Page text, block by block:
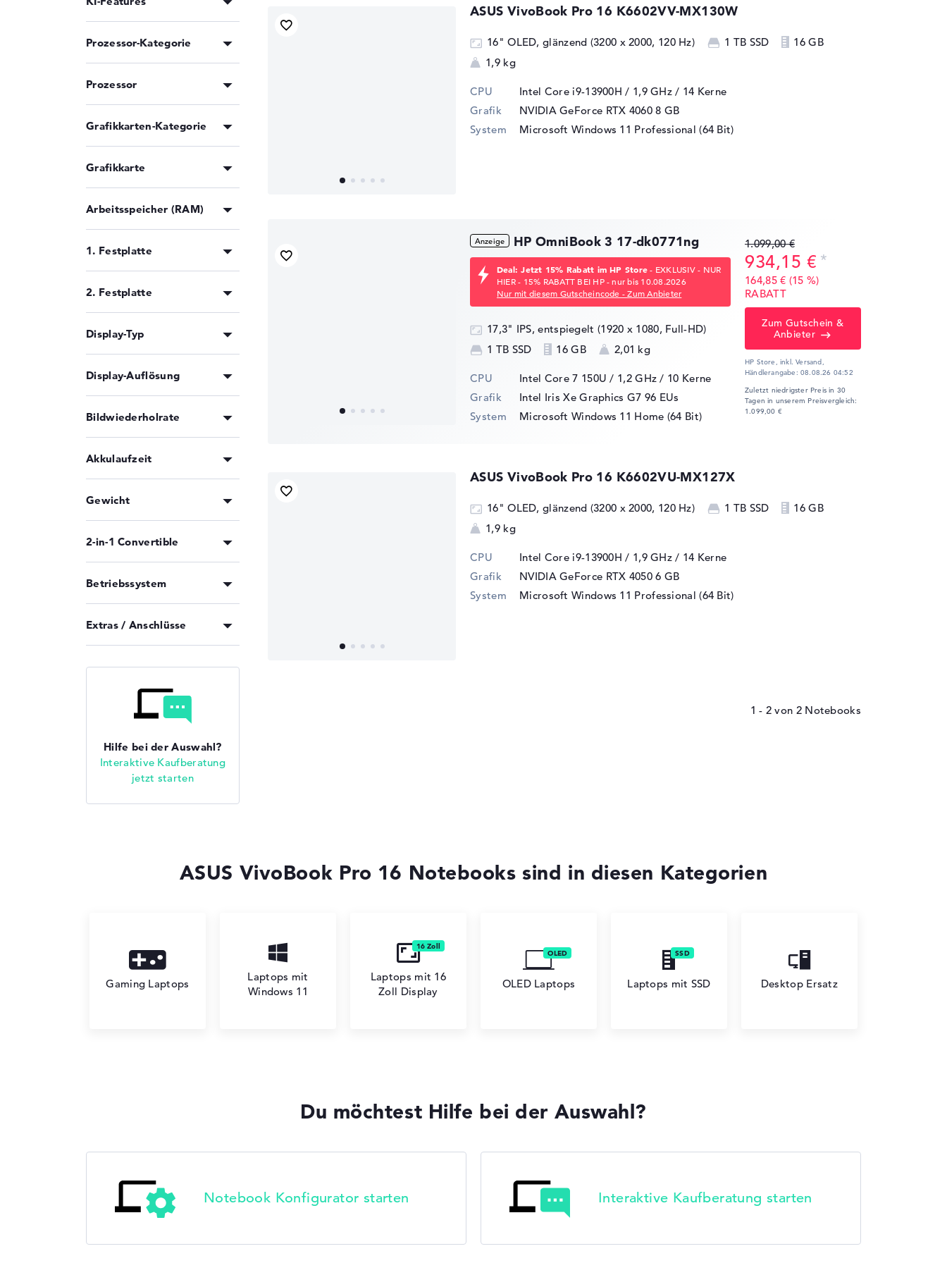
Prozessor-Kategorie
Prozessor
Grafikkarten-Kategorie
Grafikkarte
Arbeitsspeicher (RAM)
1. Festplatte
2. Festplatte
Display-Typ
Display-Auflösung
Bildwiederholrate
Akkulaufzeit
Gewicht
2-in-1 Convertible
Betriebssystem
Extras / Anschlüsse
Hilfe bei der Auswahl?
Interaktive Kaufberatung
jetzt starten
ASUS VivoBook Pro 16 K6602VV-MX130W
16" OLED, glänzend (3200 x 2000, 120 Hz) 1 TB SSD
16 GB
1,9 kg
CPU Intel Core i9-13900H / 1,9 GHz / 14 Kerne
Grafik
NVIDIA GeForce RTX 40608 GB
System
Microsoft Windows 11 Professional (64 Bit)
HP OmniBook 3 17-dk0771ng
Deal: Jetzt 15% Rabatt im HP Store- EXKLUSIV - NUR
HIER - 15% RABATT BEI HP - nur bis 10.08.2026
Nur mit diesem Gutscheincode - Zum Anbieter
17,3" IPS, entspiegelt (1920 x 1080, Full-HD)
1 TB SSD
16 GB 2,01 kg
CPU Intel Core 7 150U / 1,2 GHz / 10 Kerne
Grafik
Intel Iris Xe Graphics G7 96 EUs
System
Microsoft Windows 11 Home (64 Bit)
1.099,00 €
934,15 €
164,85 € (15 %)
RABATT
Zum Gutschein &
Anbieter
HP Store, inkl. Versand,
Händlerangabe: 08.08.26 04:52
Zuletzt niedrigster Preis in 30
Tagen in unserem Preisvergleich:
1.099,00 €
ASUS VivoBook Pro 16 K6602VU-MX127X
16" OLED, glänzend (3200 x 2000, 120 Hz) 1 TB SSD
16 GB
1,9 kg
CPU Intel Core i9-13900H / 1,9 GHz / 14 Kerne
Grafik
NVIDIA GeForce RTX 40506 GB
System
Microsoft Windows 11 Professional (64 Bit)
1 - 2 von 2
ASUS VivoBook Pro 16 Notebooks sind in diesen Kategorien
Gaming Laptops
Laptops mit
Windows 11
Laptops mit 16
Zoll Display
OLED Laptops Laptops mit SSD Desktop Ersatz
Du möchtest Hilfe bei der Auswahl?
Notebook Konfigurator starten Interaktive Kaufberatung starten